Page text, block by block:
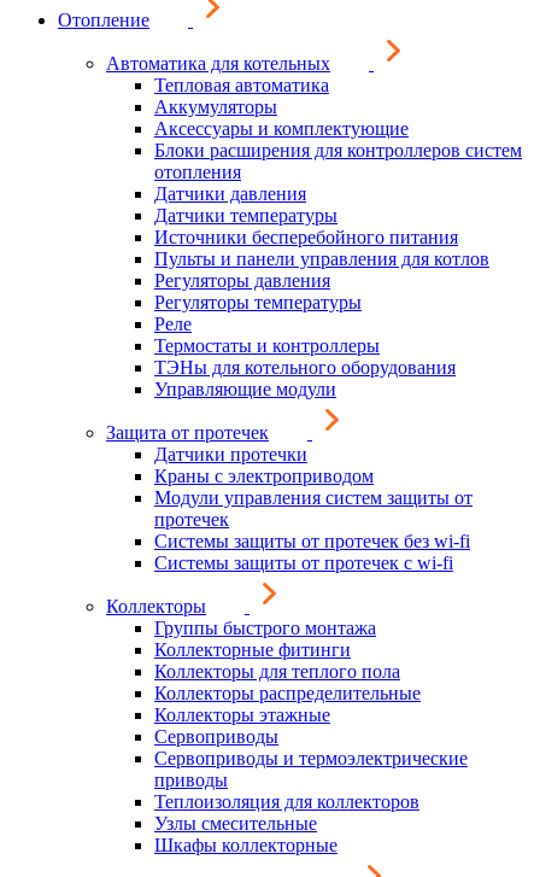
Отопление
Автоматика для котельных
Тепловая автоматика
Аккумуляторы
Аксессуары и комплектующие
Блоки расширения для контроллеров систем
отопления
Датчики давления
Датчики температуры
Источники бесперебойного питания
Пульты и панели управления для котлов
Регуляторы давления
Регуляторы температуры
Реле
Термостаты и контроллеры
ТЭНы для котельного оборудования
Управляющие модули
Защита от протечек
Датчики протечки
Краны с электроприводом
Модули управления систем защиты от
протечек
Системы защиты от протечек без wi-fi
Системы защиты от протечек с wi-fi
Коллекторы
Группы быстрого монтажа
Коллекторные фитинги
Коллекторы для теплого пола
Коллекторы распределительные
Коллекторы этажные
Сервоприводы
Сервоприводы и термоэлектрические
приводы
Теплоизоляция для коллекторов
Узлы смесительные
Шкафы коллекторные